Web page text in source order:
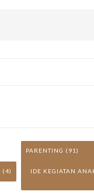
(4)
PARENTING (91)
IDE KEGIATAN